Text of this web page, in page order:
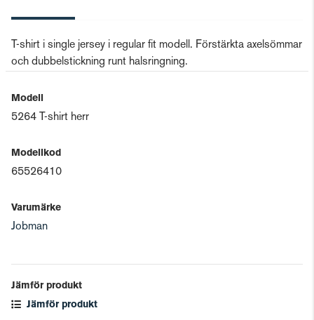
T-shirt i single jersey i regular fit modell. Förstärkta axelsömmar
och dubbelstickning runt halsringning.
Modell
5264 T-shirt herr
Modellkod
65526410
Varumärke
Jobman
Jämför produkt
Jämför produkt